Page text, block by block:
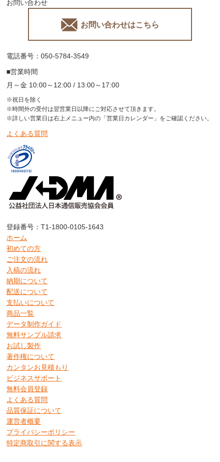
お問い合わせ
お問い合わせはこちら
電話番号：050-5784-3549
■営業時間
月～金 10:00～12:00 / 13:00～17:00
※祝日を除く
※時間外の受付は翌営業日以降にご対応させて頂きます。
※詳しい営業日は右上メニュー内の「営業日カレンダー」をご確認ください。
よくある質問
登録番号：T1-1800-0105-1643
ホーム
初めての方
ご注文の流れ
入稿の流れ
納期について
配送について
支払いについて
商品一覧
データ制作ガイド
無料サンプル請求
お試し製作
著作権について
カンタンお見積もり
ビジネスサポート
無料会員登録
よくある質問
品質保証について
運営者概要
プライバシーポリシー
特定商取引に関する表示